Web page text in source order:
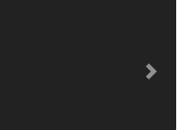
Next